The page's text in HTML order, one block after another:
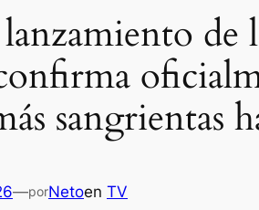
sangrientas
—porNetoen TV